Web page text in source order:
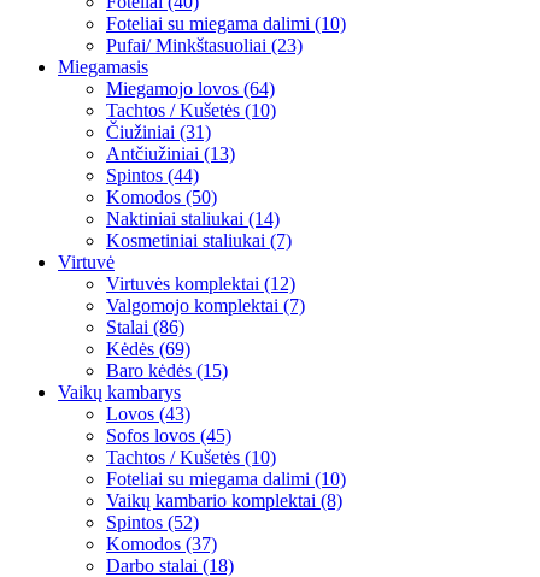
Foteliai su miegama dalimi (10)
Pufai/ Minkštasuoliai (23)
Miegamasis
Miegamojo lovos (64)
Tachtos / Kušetės (10)
Čiužiniai (31)
Antčiužiniai (13)
Spintos (44)
Komodos (50)
Naktiniai staliukai (14)
Kosmetiniai staliukai (7)
Virtuvė
Virtuvės komplektai (12)
Valgomojo komplektai (7)
Stalai (86)
Kėdės (69)
Baro kėdės (15)
Vaikų kambarys
Lovos (43)
Sofos lovos (45)
Tachtos / Kušetės (10)
Foteliai su miegama dalimi (10)
Vaikų kambario komplektai (8)
Spintos (52)
Komodos (37)
Darbo stalai (18)